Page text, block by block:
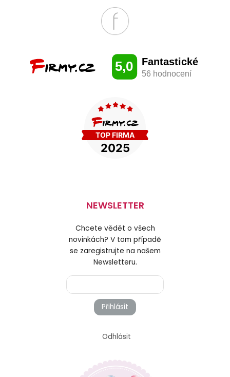
NEWSLETTER
Chcete vědět o všech
novinkách? V tom případě
se zaregistrujte na našem
Newsletteru.
Přihlásit
Odhlásit